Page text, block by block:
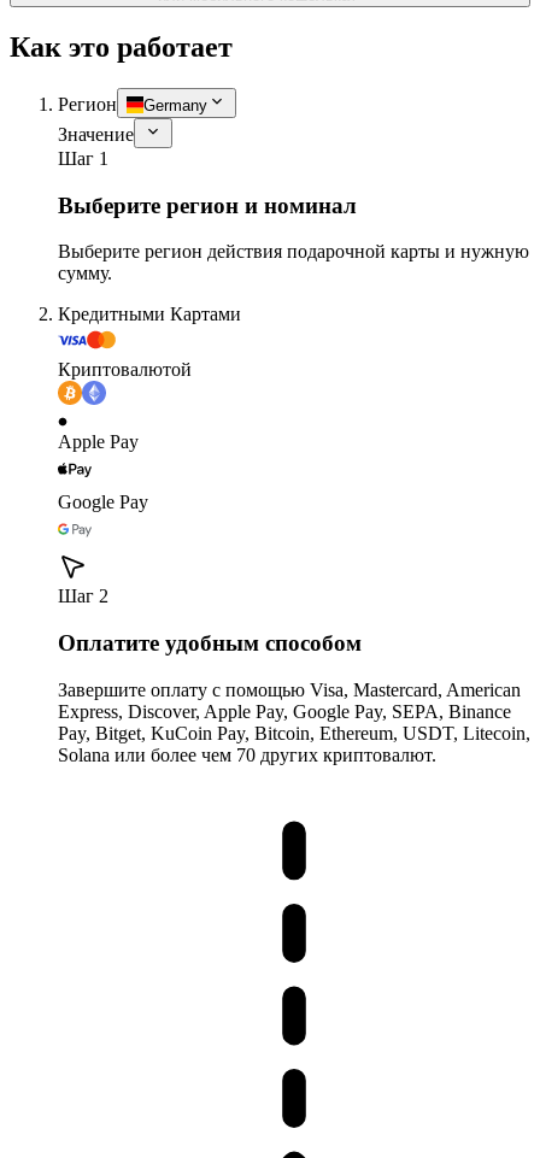
Как это работает
Регион Germany
Значение
Шаг 1
Выберите регион и номинал
Выберите регион действия подарочной карты и нужную
сумму.
Кредитными Картами
Криптовалютой
Apple Pay
Google Pay
Шаг 2
Оплатите удобным способом
Завершите оплату с помощью Visa, Mastercard, American
Express, Discover, Apple Pay, Google Pay, SEPA, Binance
Pay, Bitget, KuCoin Pay, Bitcoin, Ethereum, USDT, Litecoin,
Solana или более чем 70 других криптовалют.